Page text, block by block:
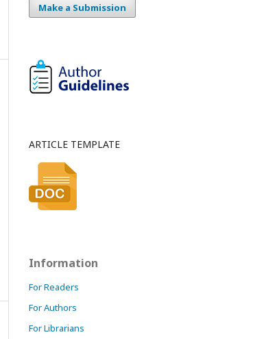
Make a Submission
ARTICLE TEMPLATE
Information
For Readers
For Authors
For Librarians